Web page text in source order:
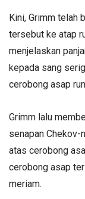
Kini, Grimm telah
tersebut ke atap
menjelaskan
kepada sang
cerobong asap
Grimm lalu
senapan
atas cerobong
cerobong asap
meriam.